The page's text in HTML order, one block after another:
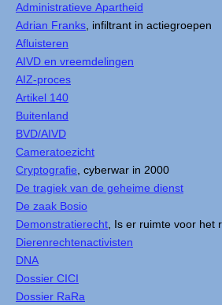
Administratieve Apartheid
Adrian Franks , infiltrant in actiegroepen
Afluisteren
AIVD en vreemdelingen
AIZ-proces
Artikel 140
Buitenland
BVD/AIVD
Cameratoezicht
Cryptografie , cyberwar in 2000
De tragiek van de geheime dienst
De zaak Bosio
Demonstratierecht , Is er ruimte voor het
Dierenrechtenactivisten
DNA
Dossier CICI
Dossier RaRa